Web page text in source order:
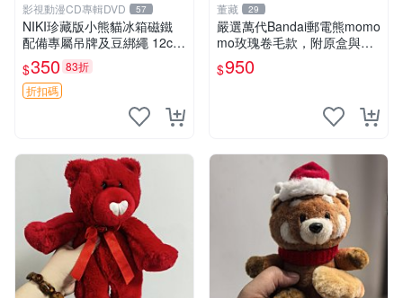
影視動漫CD專輯DVD 57
NIKI珍藏版小熊貓冰箱磁鐵
配備專屬吊牌及豆綁繩 12cm
廢品嚴選 好評推薦 小熊貓冰
箱貼 磁鐵掛件 冰箱飾品
$350 83折
折扣碼
董藏 29
嚴選萬代Bandai郵電熊momo
mo玫瑰卷毛款，附原盒與吊
牌，粉嫩可愛入手即柔軟～
玫瑰卷毛 郵電熊 正品
$950